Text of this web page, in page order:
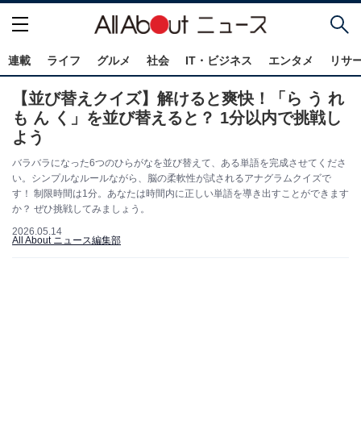
連載 ライフ グルメ 社会 IT・ビジネス エンタメ リサ
【並び替えクイズ】解けると爽快！「ら う れ
も ん く」を並び替えると？ 1分以内で挑戦し
よう
バラバラになった6つのひらがなを並び替えて、ある単語を完成させてくださ
い。シンプルなルールながら、脳の柔軟性が試されるアナグラムクイズで
す！ 制限時間は1分。あなたは時間内に正しい単語を導き出すことができます
か？ ぜひ挑戦してみましょう。
2026.05.14
All About ニュース編集部